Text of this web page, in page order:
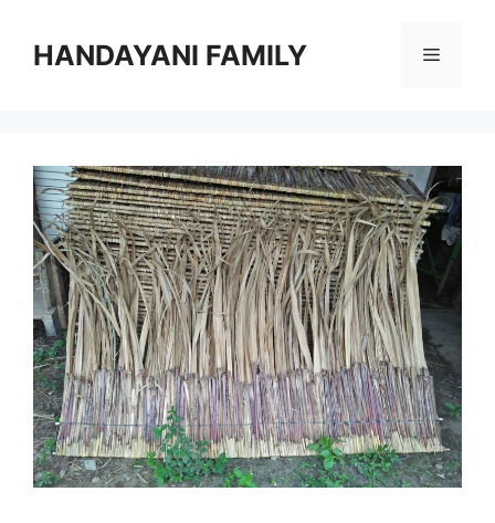
HANDAYANI FAMILY Menu